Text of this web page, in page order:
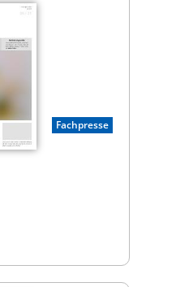
Fachpresse